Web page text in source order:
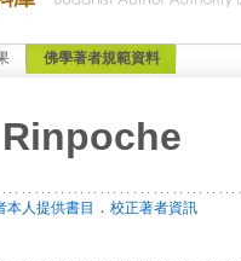
佛學著者規範資料
本人提供書目 ． 校正著者資訊